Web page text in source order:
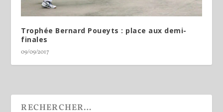
Trophée Bernard Poueyts : place aux demi-
finales
09/09/2017